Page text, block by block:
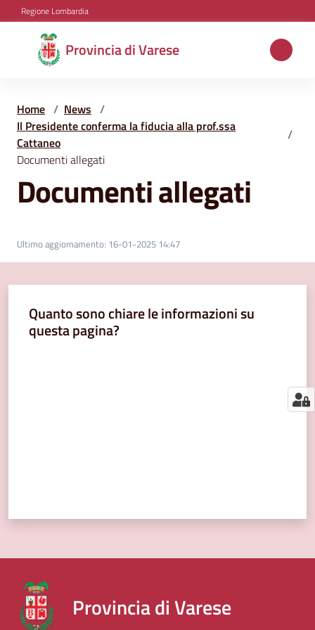
Vai al contenuto
Vai alla navigazione
Vai al footer
Regione Lombardia
Provincia di Varese
Provincia
di
Aree
tematiche
Servizi
segnalazioni
Home / News /
Il Presidente conferma la fiducia alla prof.ssa
Cattaneo
/
Documenti allegati
Documenti allegati
Ultimo aggiornamento: 16-01-2025 14:47
Quanto sono chiare le informazioni su
questa pagina?
Provincia di Varese